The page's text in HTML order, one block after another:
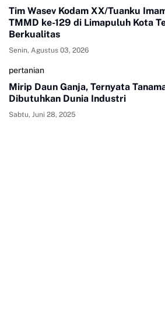
Tim Wasev Kodam XX/Tuanku
TMMD ke-129 di Limapuluh Kota
Berkualitas
Senin, Agustus 03, 2026
pertanian
Mirip Daun Ganja, Ternyata
Dibutuhkan Dunia Industri
Sabtu, Juni 28, 2025